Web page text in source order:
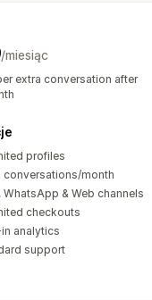
zwrotną
/miesiąc
extra conversation after
profiles
conversations/month
WhatsApp & Web channels
checkouts
analytics
support